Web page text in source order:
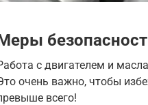
с двигателем и
очень важно, чтобы
всего!